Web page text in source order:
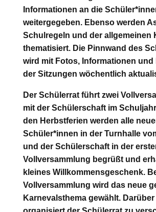
Informationen an die
weitergegeben. Ebenso werden
Schulregeln und der allgemeinen
thematisiert. Die Pinnwand des
wird mit Fotos, Informationen und
der Sitzungen wöchentlich
Der Schülerrat führt zwei
mit der Schülerschaft im
den Herbstferien werden alle
Schüler*innen in der Turnhalle
und der Schülerschaft in der
Vollversammlung begrüßt und
kleines Willkommensgeschenk.
Vollversammlung wird das neue
Karnevalsthema gewählt.